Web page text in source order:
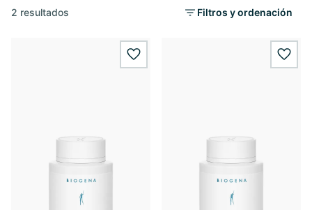
2 resultados Filtros y ordenación
wishlist.add